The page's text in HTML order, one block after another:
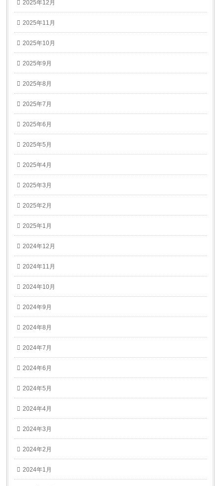
2025年12月
2025年11月
2025年10月
2025年9月
2025年8月
2025年7月
2025年6月
2025年5月
2025年4月
2025年3月
2025年2月
2025年1月
2024年12月
2024年11月
2024年10月
2024年9月
2024年8月
2024年7月
2024年6月
2024年5月
2024年4月
2024年3月
2024年2月
2024年1月